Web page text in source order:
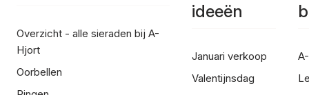
Overzicht - alle sieraden bij A-
Hjort
Oorbellen
ideeën
Januari verkoop
Valentijnsdag